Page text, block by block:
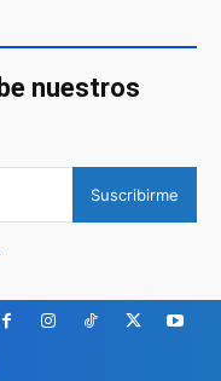
nuestros
Suscribirme